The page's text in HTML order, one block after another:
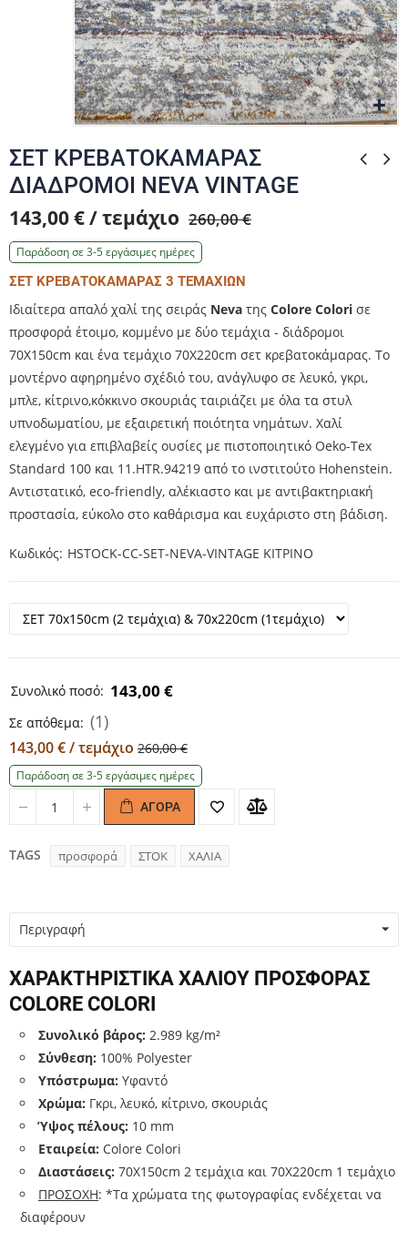
ΣΕΤ ΚΡΕΒΑΤΟΚΑΜΑΡΑΣ
ΔΙΑΔΡΟΜΟΙ NEVA VINTAGE
143,00 € / τεμάχιο 260,00 €
Παράδοση σε 3-5 εργάσιμες ημέρες
ΣΕΤ ΚΡΕΒΑΤΟΚΑΜΑΡΑΣ 3 ΤΕΜΑΧΙΩΝ
Ιδιαίτερα απαλό χαλί της σειράς Neva της Colore Colori σε
προσφορά έτοιμο, κομμένο με δύο τεμάχια - διάδρομοι
70Χ150cm και ένα τεμάχιο 70Χ220cm σετ κρεβατοκάμαρας. Το
μοντέρνο αφηρημένο σχέδιό του, ανάγλυφο σε λευκό, γκρι,
μπλε, κίτρινο,κόκκινο σκουριάς ταιριάζει με όλα τα στυλ
υπνοδωματίου, με εξαιρετική ποιότητα νημάτων. Χαλί
ελεγμένο για επιβλαβείς ουσίες με πιστοποιητικό Oeko-Tex
Standard 100 και 11.HTR.94219 από το ινστιτούτο Hohenstein.
Αντιστατικό, eco-friendly, αλέκιαστο και με αντιβακτηριακή
προστασία, εύκολο στο καθάρισμα και ευχάριστο στη βάδιση.
Κωδικός HSTOCK-CC-SET-NEVA-VINTAGE ΚΙΤΡΙΝΟ
Συνολικό ποσό: 143,00 €
Σε απόθεμα: (1)
143,00 € / τεμάχιο 260,00 €
Παράδοση σε 3-5 εργάσιμες ημέρες
Quantity
Quantity ΑΓΟΡΆ
TAGS προσφορά ΣΤΟΚ ΧΑΛΙΑ
Περιγραφή
ΧΑΡΑΚΤΗΡΙΣΤΙΚΑ ΧΑΛΙΟΥ ΠΡΟΣΦΟΡΑΣ
COLORE COLORI
Συνολικό βάρος: 2.989 kg/m²
Σύνθεση: 100% Polyester
Υπόστρωμα: Υφαντό
Χρώμα: Γκρι, λευκό, κίτρινο, σκουριάς
Ύψος πέλους: 10 mm
Εταιρεία: Colore Colori
Διαστάσεις: 70Χ150cm 2 τεμάχια και 70Χ220cm 1 τεμάχιο
ΠΡΟΣΟΧΗ: *Τα χρώματα της φωτογραφίας ενδέχεται να
διαφέρουν